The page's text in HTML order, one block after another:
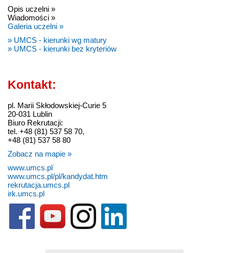
Opis uczelni »
Wiadomości »
Galeria uczelni »
» UMCS - kierunki wg matury
» UMCS - kierunki bez kryteriów
Kontakt:
pl. Marii Skłodowskiej-Curie 5
20-031 Lublin
Biuro Rekrutacji:
tel. +48 (81) 537 58 70,
+48 (81) 537 58 80
Zobacz na mapie »
www.umcs.pl
www.umcs.pl/pl/kandydat.htm
rekrutacja.umcs.pl
irk.umcs.pl